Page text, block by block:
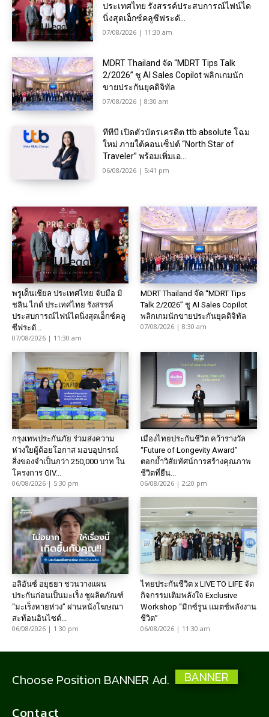
ประเทศไทย รังสรรค์ประสบการณ์ไฟน์ได
นิ่งสุดเอ็กซ์คลูซีฟระดั...
07/08/2026 | 11:30 am
MDRT Thailand จัด “MDRT Tips Talk
2/2026” ชู AI Sales Copilot พลิกเกมนัก
ขายประกันยุคดิจิทัล
07/08/2026 | 8:30 am
ทีทีบี เปิดตัวบัตรเครดิต ttb absolute โฉม
ใหม่ ภายใต้คอนเซ็ปต์ “North Star of
Traveler” พร้อมเพิ่มเอ...
06/08/2026 | 5:41 pm
พรูเด็นเชียล ประเทศไทย จับมือ มิ
ชลิน ไกด์ ประเทศไทย รังสรรค์
ประสบการณ์ไฟน์ไดนิ่งสุดเอ็กซ์คลู
ซีฟระดั...
07/08/2026 | 11:30 am
MDRT Thailand จัด “MDRT Tips
Talk 2/2026” ชู AI Sales Copilot
พลิกเกมนักขายประกันยุคดิจิทัล
07/08/2026 | 8:30 am
กรุงเทพประกันภัย ร่วมส่งความ
ห่วงใยผู้ด้อยโอกาส มอบอุปกรณ์
สิ่งของจำเป็นกว่า 250,000 บาท ใน
โครงการ GIV...
06/08/2026 | 5:30 pm
เมืองไทยประกันชีวิต คว้ารางวัล
“Future of Longevity Award”
ตอกย้ำวิสัยทัศน์การสร้างคุณภาพ
ชีวิตที่ยืน...
06/08/2026 | 2:20 pm
อลิอันซ์ อยุธยา ชวนวางแผน
ประกันก่อนเป็นมะเร็ง ชูผลิตภัณฑ์
“มะเร็งหายห่วง” ผ่านหนังโฆษณา
สะท้อนอินไซต์...
06/08/2026 | 1:30 pm
ไทยประกันชีวิต x LIVE TO LIFE จัด
กิจกรรมเติมพลังใจ Exclusive
Workshop “มิกซ์รูน แมตช์พลังงาน
ชีวิต”
06/08/2026 | 11:30 am
Choose Position BANNER Ad. BANNER
Contact